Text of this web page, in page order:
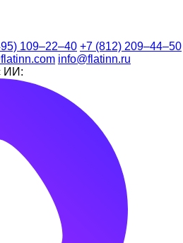
109–22–40 +7 (812) 209–44–50
info@flatinn.ru
ИИ: